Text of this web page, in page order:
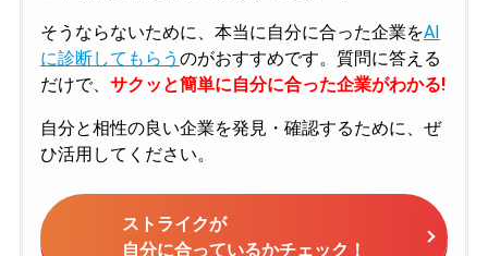
そうならないために、本当に自分に合った企業をAI
に診断してもらう のがおすすめです。質問に答える
だけで、 サクッと簡単に自分に合った企業がわかる!
自分と相性の良い企業を発見・確認するために、ぜ
ひ活用してください。
ストライクが
自分に合っているかチェック！